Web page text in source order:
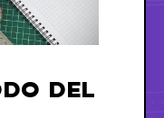
DEL